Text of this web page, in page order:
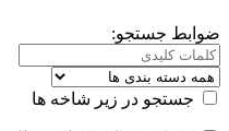
ضوابط جستجو:
جستجو در زیر شاخه ها